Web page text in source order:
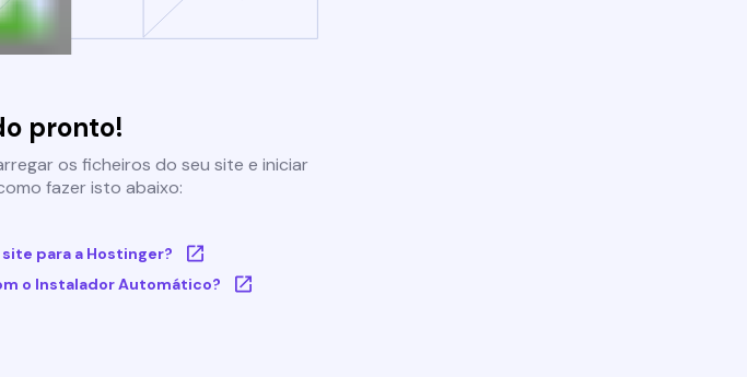
pronto!
os ficheiros do seu site e iniciar
fazer isto abaixo:
para a Hostinger?
o Instalador Automático?